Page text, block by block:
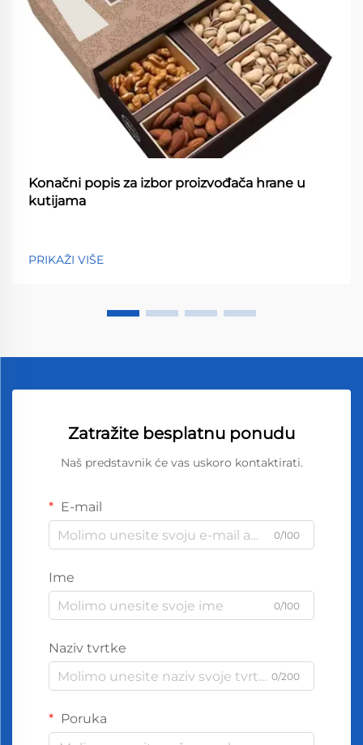
Konačni popis za izbor proizvođača hrane u
kutijama
PRIKAŽI VIŠE
Zatražite besplatnu ponudu
Naš predstavnik će vas uskoro kontaktirati.
E-mail
0/100
Ime
0/100
Naziv tvrtke
0/200
Poruka